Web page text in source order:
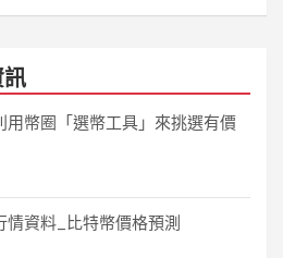
用幣圈「選幣工具」來挑選有價
資料_比特幣價格預測